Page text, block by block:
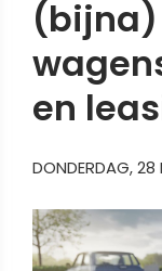
en
DONDERDAG, 28